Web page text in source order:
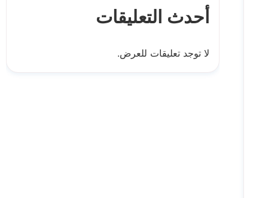
أحدث التعليقات
لا توجد تعليقات للعرض.